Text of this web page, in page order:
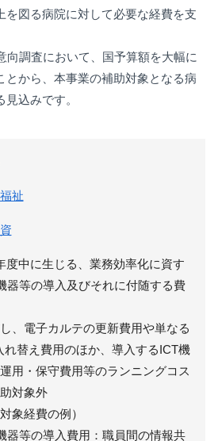
を図る病院に対して必要な経費を支
向調査において、国予算額を大幅に
とから、本事業の補助対象となる病
込みです。
祉
度中に生じる、業務効率化に資す
器等の導入及びそれに付随する費
、電子カルテの更新費用や単なる
れ替え費用のほか、導入するICT機
用・保守費用等のランニングコス
対象外
象経費の例）
器等の導入費用：職員間の情報共